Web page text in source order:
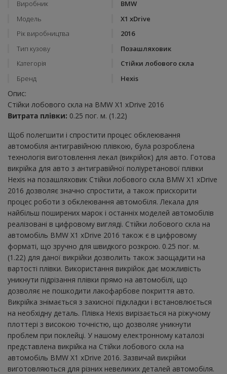
Виробник
BMW
Модель
X1 xDrive
Рік виробництва
2016
Тип кузову
Позашляховик
Категорія
Стійки лобового скла
Бренд
Hexis
Опис:
Стійки лобового скла на BMW X1 xDrive 2016
Витрата плівки: 0.25 пог. м. (1.22)
Щоб полегшити і спростити процес обклеювання
автомобіля антигравійною плівкою, була розроблена
технологія виготовлення лекал (викрійок) для авто. Готова
викрійка для авто з антигравійної поліуретанової плівки
Hexis на позашляховик Стійки лобового скла BMW X1 xDrive
2016 дозволяє значно спростити, а також прискорити
процес роботи з обклеювання автомобіля. Лекала для
найбільш поширених марок і останніх моделей автомобілів
реалізовані в цифровому вигляді. Стійки лобового скла на
автомобіль BMW X1 xDrive 2016 також є в цифровому
форматі, що зручно для швидкого розкрою. 0.25 пог. м.
(1.22) для даної викрійки дозволить також заощадити на
вартості плівки. Використання викрійок дає можливість
уникнути підрізання плівки прямо на автомобілі, що
дозволяє не пошкодити лакофарбове покриття авто.
Викрійка знімається з захисної підкладки і встановлюється
на необхідну деталь. Плівка Hexis вирізається на ріжучому
плоттері з високою точністю, що дозволяє уникнути
проблем при поклейці. У нашому електронному каталозі
представлена ​​викрійка на Стійки лобового скла на
автомобіль BMW X1 xDrive 2016. Зазвичай викрійки
виготовляються для різних невеликих деталей автомобіля.